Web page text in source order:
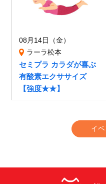
08月14日（金）
ラーラ松本
セミプラ カラダが喜ぶ
有酸素エクササイズ
【強度★★】
イ